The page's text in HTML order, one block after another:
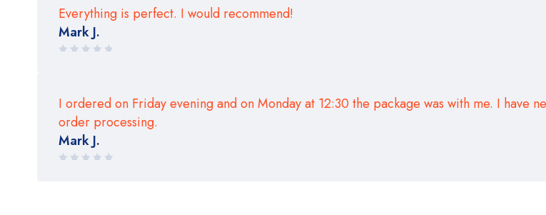
Everything is perfect. I would recommend!
Mark J.
I ordered on Friday evening and on Monday at 12:30 the package was with me. I have
order processing.
Mark J.